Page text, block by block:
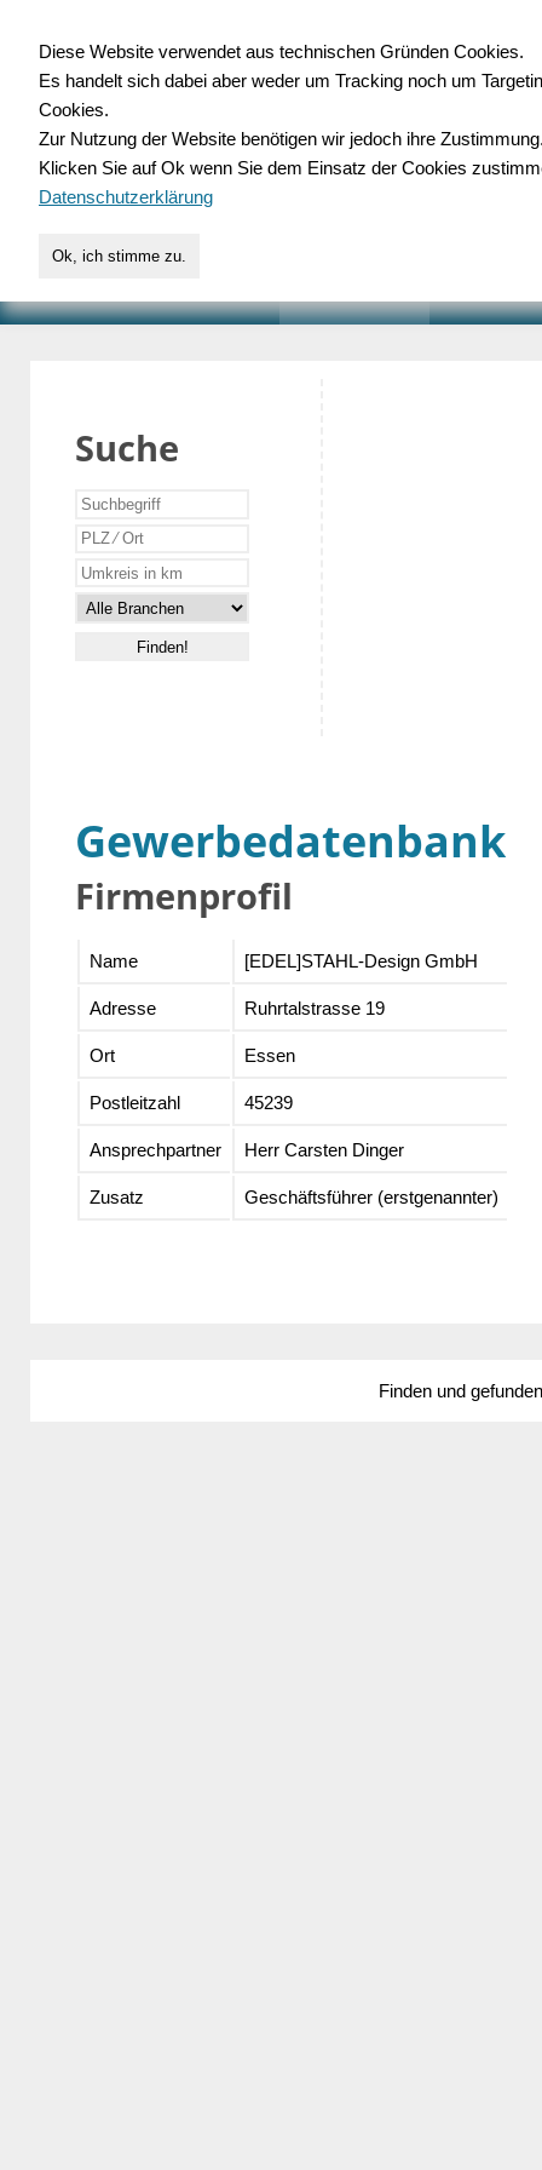
für Handwerk,
Suche
Gewerbedatenbank
Firmenprofil
Name [EDEL]STAHL-Design GmbH
Adresse Ruhrtalstrasse 19
Ort Essen
Postleitzahl 45239
Ansprechpartner Herr Carsten Dinger
Zusatz Geschäftsführer (erstgenannter)
Finden und
Diese Website verwendet aus technischen Gründen Cookies.
Es handelt sich dabei aber weder um Tracking noch um
Cookies.
Zur Nutzung der Website benötigen wir jedoch ihre
Klicken Sie auf Ok wenn Sie dem Einsatz der Cookies
Datenschutzerklärung
Ok, ich stimme zu.